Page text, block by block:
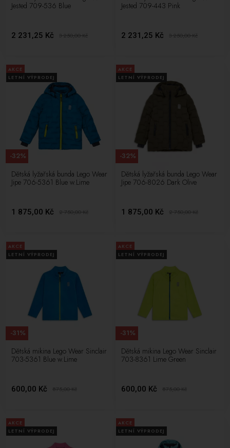
Jested 709-536 Blue
2 231,25 Kč 3 250,00Kč
Jested 709-443 Pink
2 231,25 Kč 3 250,00Kč
AKCE
LETNÍ VÝPRODEJ
Dětská lyžařská bunda Lego Wear
Jipe 706-5361 Blue w.Lime
1 875,00 Kč 2 750,00Kč
-32%
AKCE
LETNÍ VÝPRODEJ
Dětská lyžařská bunda Lego Wear
Jipe 706-8026 Dark Olive
1 875,00 Kč 2 750,00Kč
-32%
AKCE
LETNÍ VÝPRODEJ
Dětská mikina Lego Wear Sinclair
703-5361 Blue w.Lime
600,00 Kč 875,00Kč
-31%
AKCE
LETNÍ VÝPRODEJ
Dětská mikina Lego Wear Sinclair
703-8361 Lime Green
600,00 Kč 875,00Kč
-31%
AKCE
LETNÍ VÝPRODEJ
AKCE
LETNÍ VÝPRODEJ